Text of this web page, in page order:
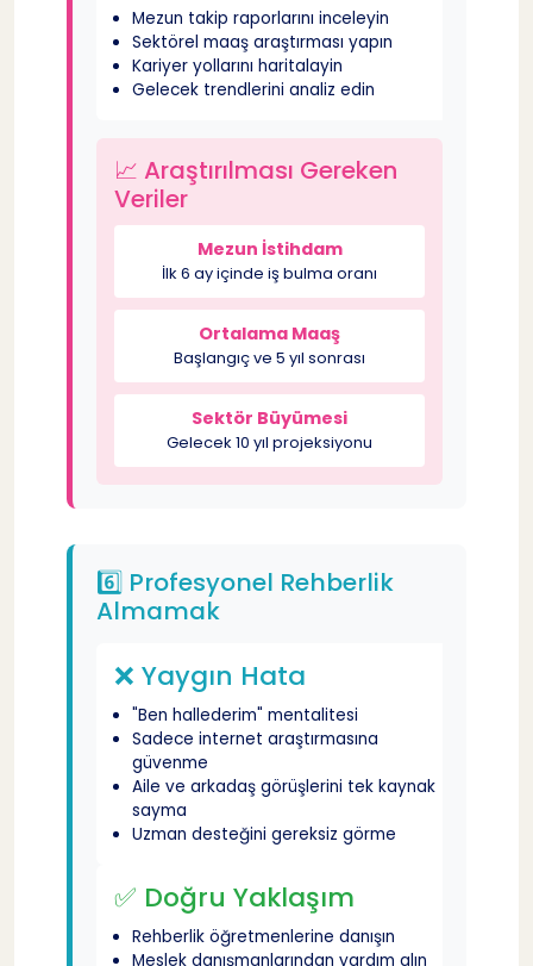
Mezun takip raporlarını inceleyin
Sektörel maaş araştırması yapın
Kariyer yollarını haritalayin
Gelecek trendlerini analiz edin
📈 Araştırılması Gereken
Veriler
Mezun İstihdam
İlk 6 ay içinde iş bulma oranı
Ortalama Maaş
Başlangıç ve 5 yıl sonrası
Sektör Büyümesi
Gelecek 10 yıl projeksiyonu
6️⃣ Profesyonel Rehberlik
Almamak
❌ Yaygın Hata
"Ben hallederim" mentalitesi
Sadece internet araştırmasına
güvenme
Aile ve arkadaş görüşlerini tek kaynak
sayma
Uzman desteğini gereksiz görme
✅ Doğru Yaklaşım
Rehberlik öğretmenlerine danışın
Meslek danışmanlarından yardım alın